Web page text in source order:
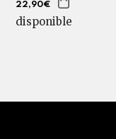
22,90€
disponible